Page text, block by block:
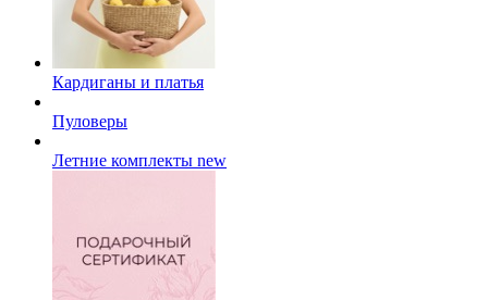
Кардиганы и платья
Пуловеры
Летние комплекты new